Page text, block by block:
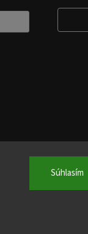
Súhlasím